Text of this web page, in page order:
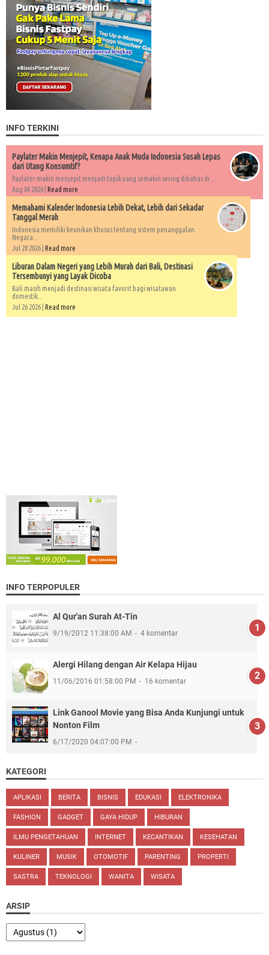
INFO TERKINI
Paylater Makin Menjepit, Kenapa Anak Muda Indonesia Susah Lepas
dari Utang Konsumtif?
Paylater makin menjepit menjadi topik yang semakin sering dibahas di...
Aug 04 2026 | Read more
Memahami Kalender Indonesia Lebih Dekat, Lebih dari Sekadar
Tanggal Merah
Indonesia memiliki keunikan khusus tentang sistem penanggalan.
Negara...
Jul 28 2026 | Read more
Liburan Dalam Negeri yang Lebih Murah dari Bali, Destinasi
Tersembunyi yang Layak Dicoba
Bali masih menjadi destinasi wisata favorit bagi wisatawan
domestik...
Jul 26 2026 | Read more
INFO TERPOPULER
Al Qur'an Surah At-Tin
9/19/2012 11:38:00 AM 4 komentar
Alergi Hilang dengan Air Kelapa Hijau
11/06/2016 01:58:00 PM 16 komentar
Link Ganool Movie yang Bisa Anda Kunjungi untuk
Nonton Film
6/17/2020 04:07:00 PM
KATEGORI
APLIKASI BERITA BISNIS EDUKASI ELEKTRONIKA
FASHION GADGET GAYA HIDUP HIBURAN
ILMU PENGETAHUAN INTERNET KECANTIKAN KESEHATAN
KULINER MUSIK OTOMOTIF PARENTING PROPERTI
SASTRA TEKNOLOGI WANITA WISATA
ARSIP